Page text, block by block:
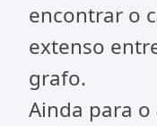
encontrar o
extenso
grafo.
Ainda para